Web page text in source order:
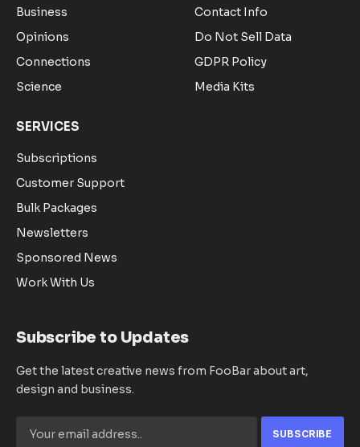
Business
Opinions
Connections
Science
Contact Info
Do Not Sell Data
GDPR Policy
Media Kits
SERVICES
Subscriptions
Customer Support
Bulk Packages
Newsletters
Sponsored News
Work With Us
Subscribe to Updates
Get the latest creative news from FooBar about art,
design and business.